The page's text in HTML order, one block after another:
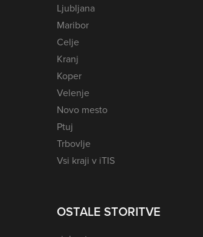
Ljubljana
Maribor
Celje
Kranj
Koper
Velenje
Novo mesto
Ptuj
Trbovlje
Vsi kraji v iTIS
OSTALE STORITVE